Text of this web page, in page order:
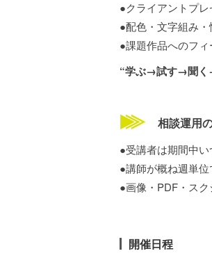
●クライアントプ
●配色・文字組み
●課題作品へのフ
“学ぶ→試す→聞く
相談運用
●受講者は期間中
●講師が概ね週単
●画像・PDF・ス
開催日程